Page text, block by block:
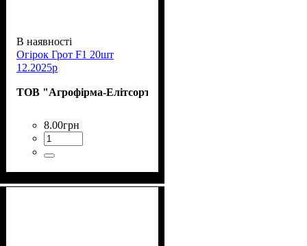
В наявності
Огірок Грот F1 20шт
12.2025р
ТОВ "Агрофірма-Елітсортнасіння"
8.00грн